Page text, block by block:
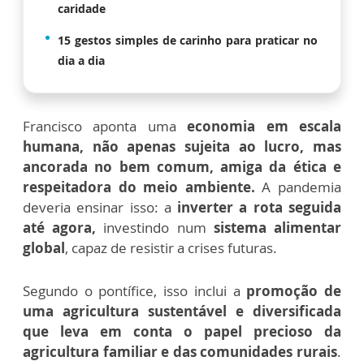
caridade
15 gestos simples de carinho para praticar no
dia a dia
Francisco aponta uma economia em escala
humana, não apenas sujeita ao lucro, mas
ancorada no bem comum, amiga da ética e
respeitadora do meio ambiente. A pandemia
deveria ensinar isso: a inverter a rota seguida
até agora, investindo num sistema alimentar
global, capaz de resistir a crises futuras.
Segundo o pontífice, isso inclui a promoção de
uma agricultura sustentável e diversificada
que leva em conta o papel precioso da
agricultura familiar e das comunidades rurais.